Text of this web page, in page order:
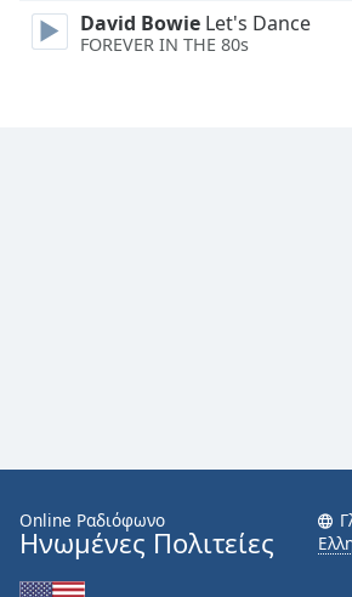
David Bowie Let's Dance
FOREVER IN THE 80s
Online Ραδιόφωνο
Ηνωμένες Πολιτείες